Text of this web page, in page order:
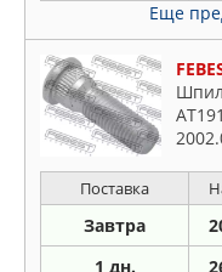
Еще
Поставка
Завтра
1 дн.